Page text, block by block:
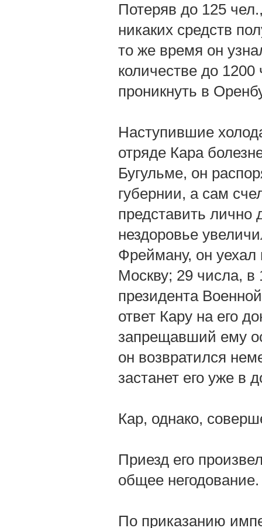
Потеряв до 125
никаких средств
то же время он
количестве до
проникнуть в
Наступившие
отряде Кара
Бугульме, он
губернии, а сам
представить лично
нездоровье
Фрейману, он
Москву; 29 числа, в
президента
ответ Кару на его
запрещавший ему
он возвратился
застанет его уже в
Кар, однако,
Приезд его
общее негодование.
По приказанию